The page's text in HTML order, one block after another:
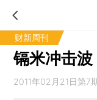
财新周刊
镉米冲击波
2011年02月21日第7